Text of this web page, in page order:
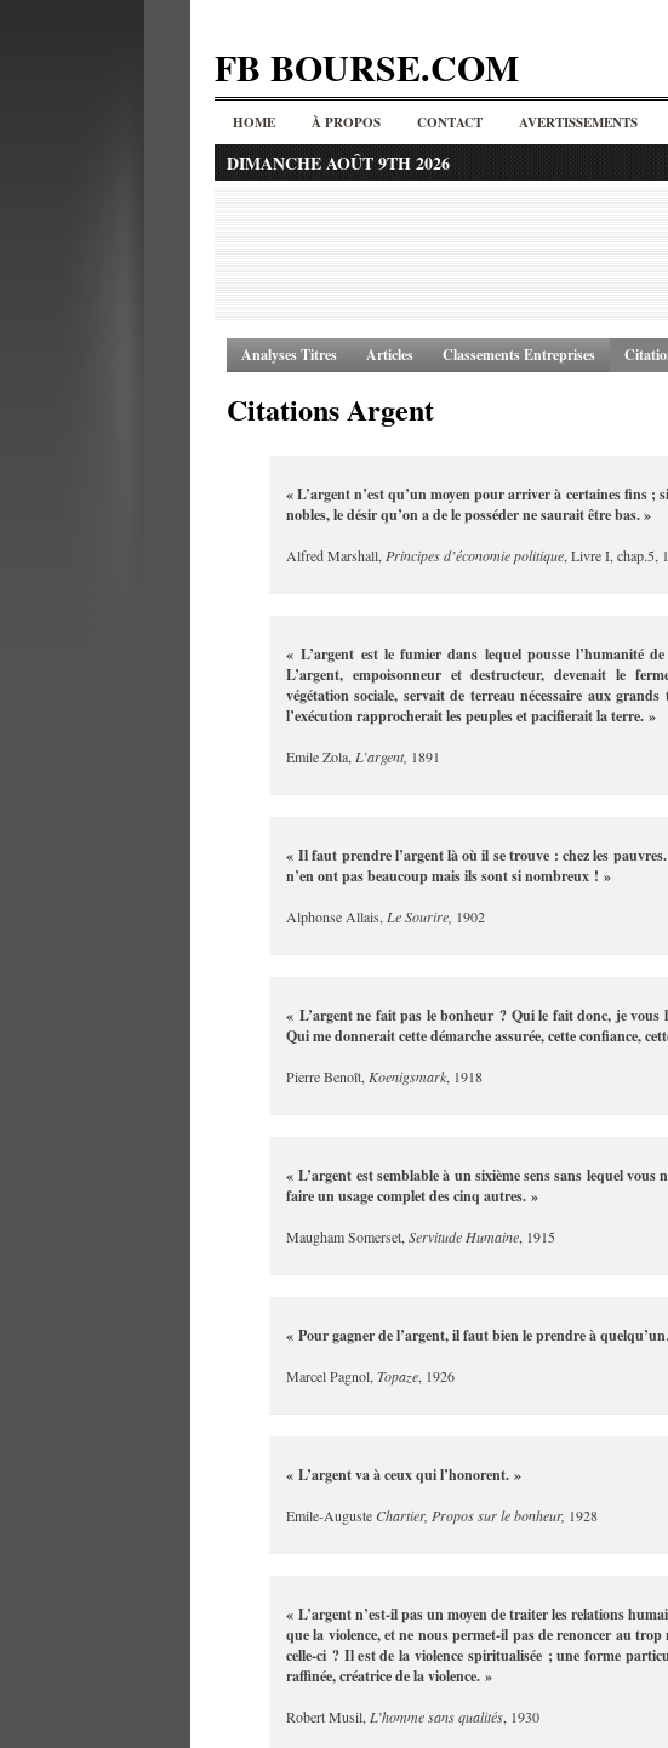
FB BOURSE.COM
HOME À PROPOS CONTACT AVERTISSEMENTS
DIMANCHE AOÛT 9TH 2026
Analyses Titres Articles Classements Entreprises
Citations Argent
« L’argent n’est qu’un moyen pour arriver à certaines fins ;
nobles, le désir qu’on a de le posséder ne saurait être bas. »
Alfred Marshall, Principes d’économie politique , Livre I, chap.5,
« L’argent est le fumier dans lequel pousse l’humanité
L’argent, empoisonneur et destructeur, devenait le
végétation sociale, servait de terreau nécessaire aux
l’exécution rapprocherait les peuples et pacifierait la terre. »
Emile Zola, L’argent, 1891
« Il faut prendre l’argent là où il se trouve : chez les
n’en ont pas beaucoup mais ils sont si nombreux ! »
Alphonse Allais, Le Sourire, 1902
« L’argent ne fait pas le bonheur ? Qui le fait donc, je vous
Qui me donnerait cette démarche assurée, cette confiance,
Pierre Benoît, Koenigsmark , 1918
« L’argent est semblable à un sixième sens sans lequel vous
faire un usage complet des cinq autres. »
Maugham Somerset, Servitude Humaine , 1915
« Pour gagner de l’argent, il faut bien le prendre à
Marcel Pagnol, Topaze , 1926
« L’argent va à ceux qui l’honorent. »
Emile-Auguste Chartier, Propos sur le bonheur, 1928
« L’argent n’est-il pas un moyen de traiter les relations
que la violence, et ne nous permet-il pas de renoncer au trop
celle-ci ? Il est de la violence spiritualisée ; une forme
raffinée, créatrice de la violence. »
Robert Musil, L’homme sans qualités , 1930